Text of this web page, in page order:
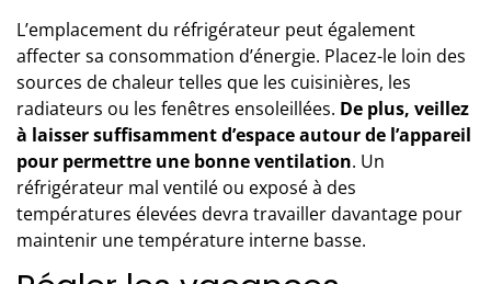
L’emplacement du réfrigérateur peut également
affecter sa consommation d’énergie. Placez-le loin des
sources de chaleur telles que les cuisinières, les
radiateurs ou les fenêtres ensoleillées. De plus, veillez
à laisser suffisamment d’espace autour de l’appareil
pour permettre une bonne ventilation. Un
réfrigérateur mal ventilé ou exposé à des
températures élevées devra travailler davantage pour
maintenir une température interne basse.